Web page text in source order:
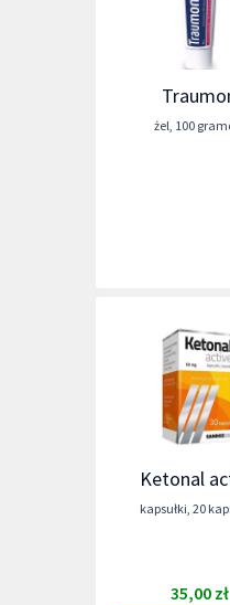
żel, 100
Ketonal
kapsułki,20
35,00 zł